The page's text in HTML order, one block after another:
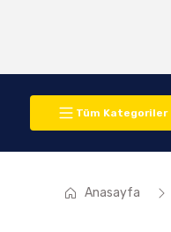
Tüm Kategoriler
Anasayfa